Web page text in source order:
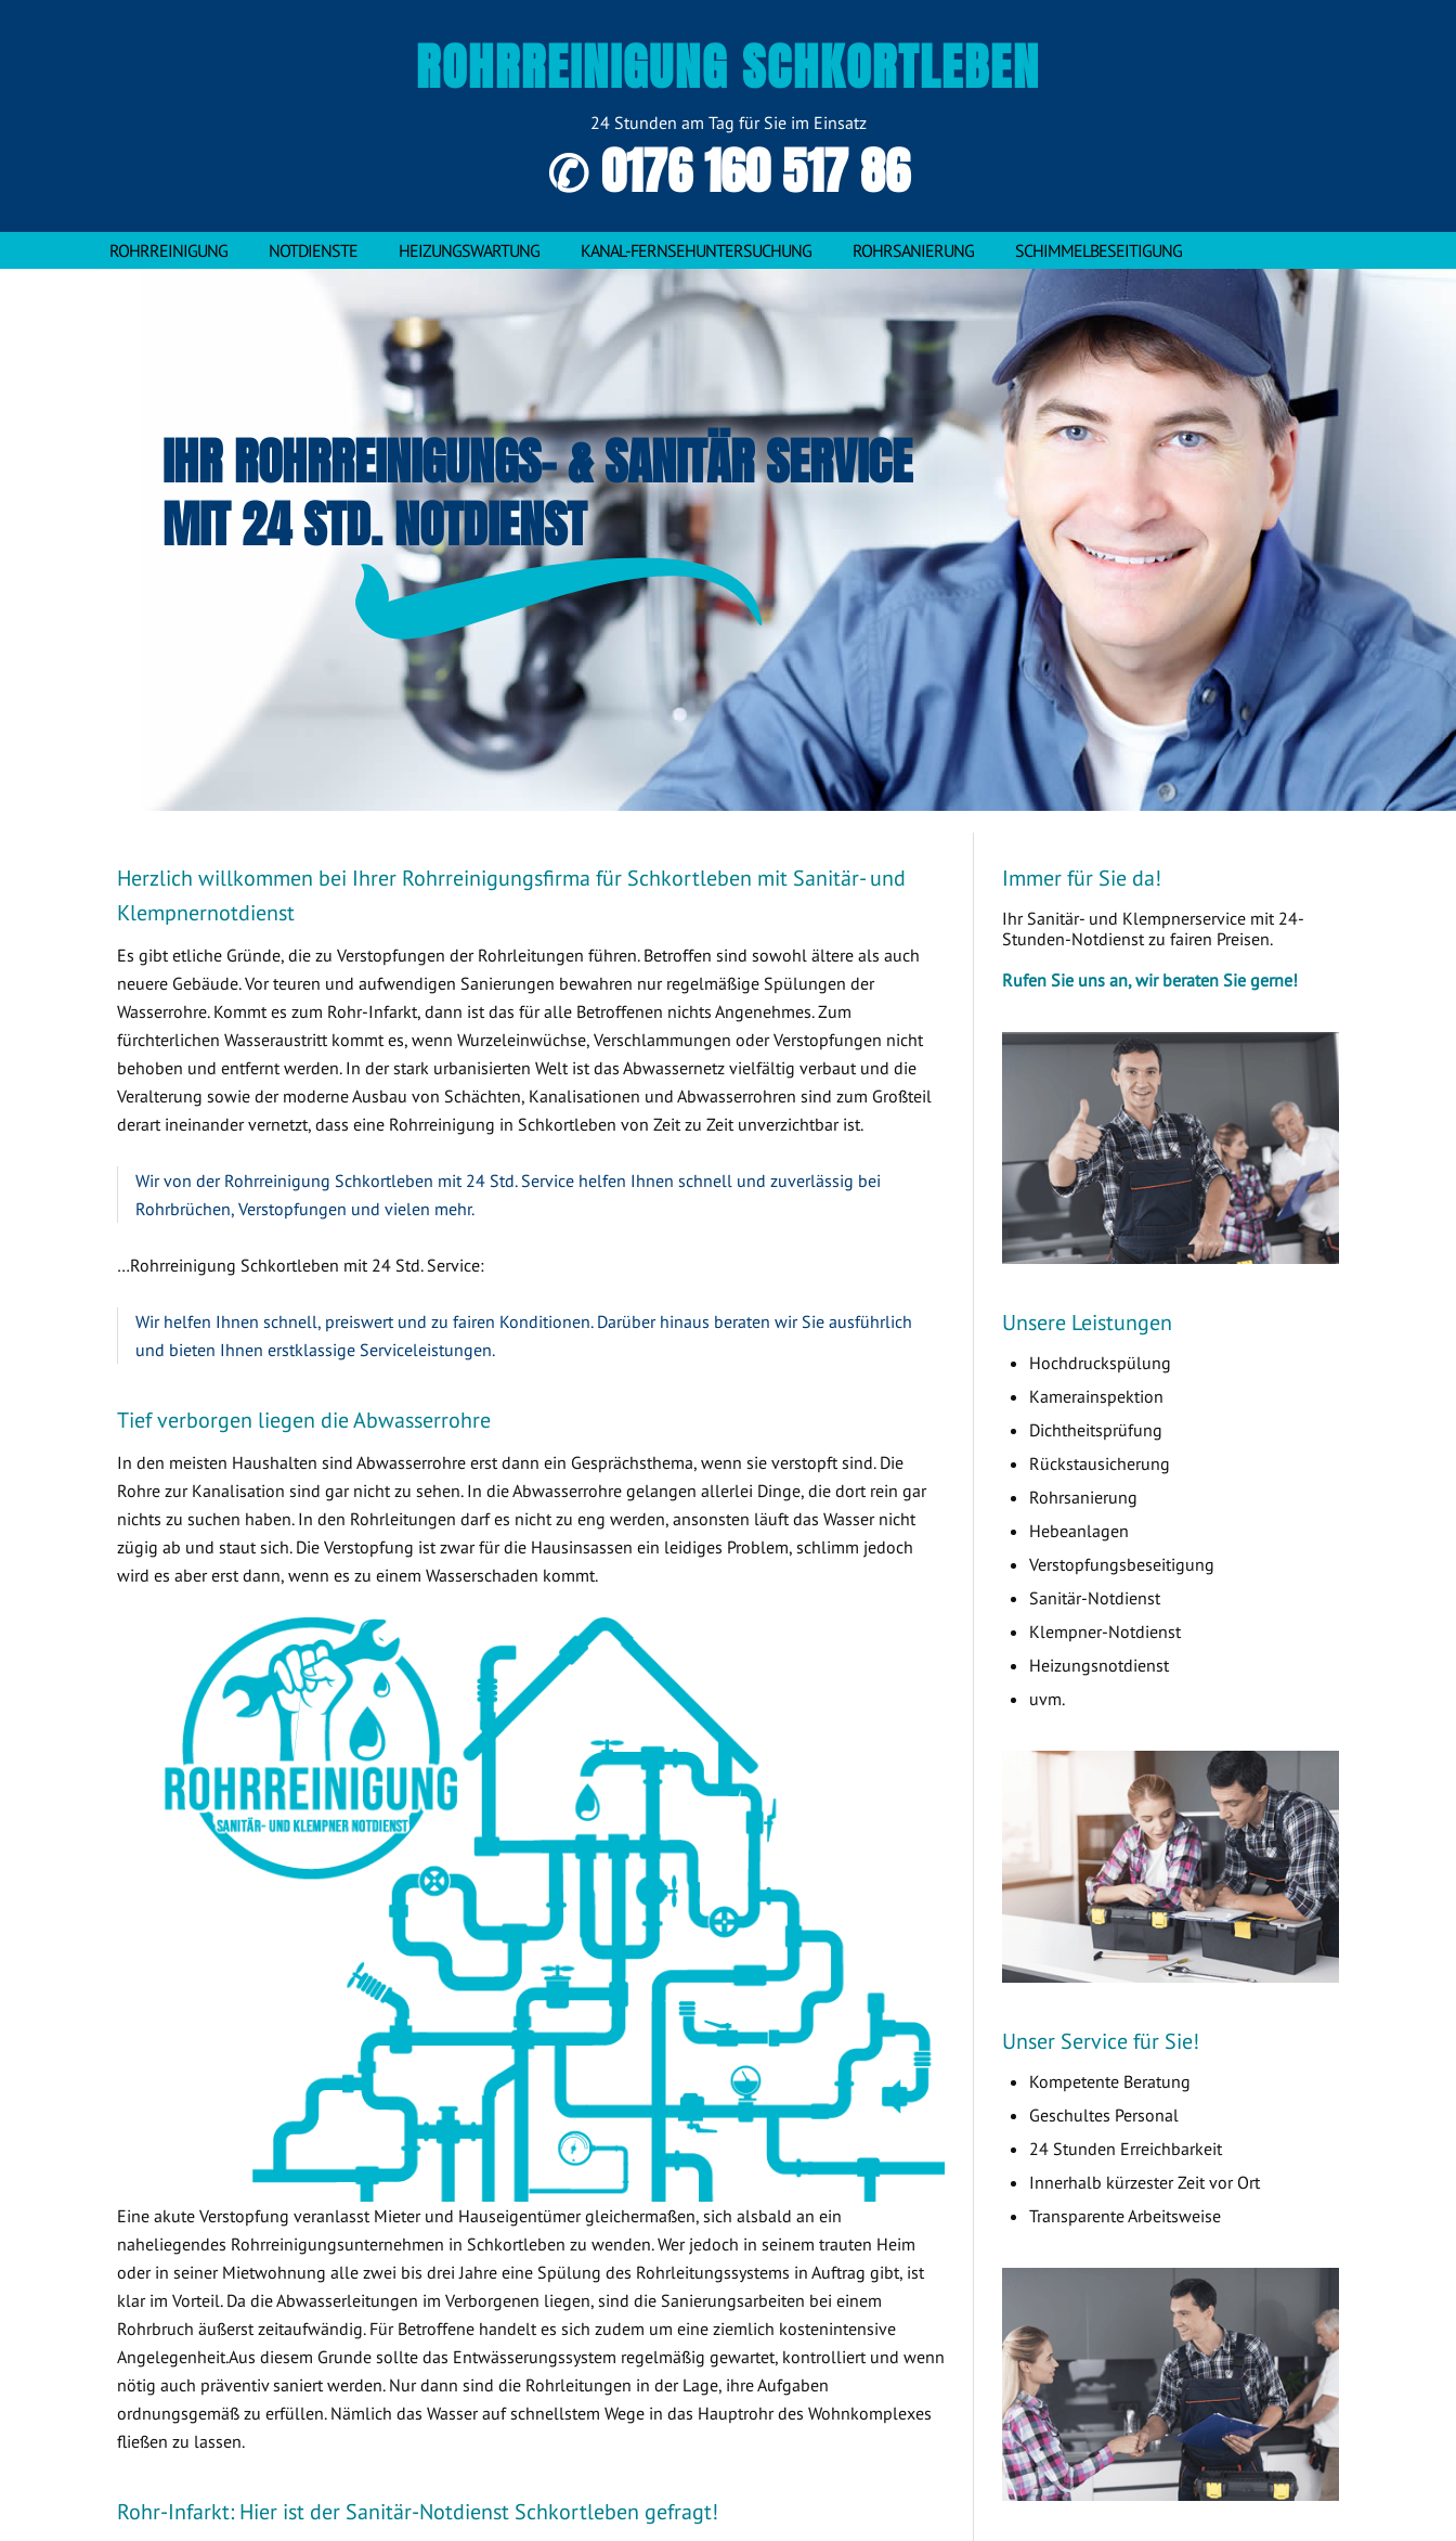
ROHRREINIGUNG SCHKORTLEBEN
24 Stunden am Tag für Sie im Einsatz
✆ 0176 160 517 86
ROHRREINIGUNG NOTDIENSTE HEIZUNGSWARTUNG KANAL-FERNSEHUNTERSUCHUNG ROHRSANIERUNG SCHIMMELBESEITIGUNG
IHR ROHRREINIGUNGS- & SANITÄR SERVICE
MIT 24 STD. NOTDIENST
Herzlich willkommen bei Ihrer Rohrreinigungsfirma für Schkortleben mit Sanitär- und
Klempnernotdienst
Es gibt etliche Gründe, die zu Verstopfungen der Rohrleitungen führen. Betroffen sind sowohl ältere als auch
neuere Gebäude. Vor teuren und aufwendigen Sanierungen bewahren nur regelmäßige Spülungen der
Wasserrohre. Kommt es zum Rohr-Infarkt, dann ist das für alle Betroffenen nichts Angenehmes. Zum
fürchterlichen Wasseraustritt kommt es, wenn Wurzeleinwüchse, Verschlammungen oder Verstopfungen nicht
behoben und entfernt werden. In der stark urbanisierten Welt ist das Abwassernetz vielfältig verbaut und die
Veralterung sowie der moderne Ausbau von Schächten, Kanalisationen und Abwasserrohren sind zum Großteil
derart ineinander vernetzt, dass eine Rohrreinigung in Schkortleben von Zeit zu Zeit unverzichtbar ist.
Wir von der Rohrreinigung Schkortleben mit 24 Std. Service helfen Ihnen schnell und zuverlässig bei
Rohrbrüchen, Verstopfungen und vielen mehr.
…Rohrreinigung Schkortleben mit 24 Std. Service:
Wir helfen Ihnen schnell, preiswert und zu fairen Konditionen. Darüber hinaus beraten wir Sie ausführlich
und bieten Ihnen erstklassige Serviceleistungen.
Tief verborgen liegen die Abwasserrohre
In den meisten Haushalten sind Abwasserrohre erst dann ein Gesprächsthema, wenn sie verstopft sind. Die
Rohre zur Kanalisation sind gar nicht zu sehen. In die Abwasserrohre gelangen allerlei Dinge, die dort rein gar
nichts zu suchen haben. In den Rohrleitungen darf es nicht zu eng werden, ansonsten läuft das Wasser nicht
zügig ab und staut sich. Die Verstopfung ist zwar für die Hausinsassen ein leidiges Problem, schlimm jedoch
wird es aber erst dann, wenn es zu einem Wasserschaden kommt.
Eine akute Verstopfung veranlasst Mieter und Hauseigentümer gleichermaßen, sich alsbald an ein
naheliegendes Rohrreinigungsunternehmen in Schkortleben zu wenden. Wer jedoch in seinem trauten Heim
oder in seiner Mietwohnung alle zwei bis drei Jahre eine Spülung des Rohrleitungssystems in Auftrag gibt, ist
klar im Vorteil. Da die Abwasserleitungen im Verborgenen liegen, sind die Sanierungsarbeiten bei einem
Rohrbruch äußerst zeitaufwändig. Für Betroffene handelt es sich zudem um eine ziemlich kostenintensive
Angelegenheit.Aus diesem Grunde sollte das Entwässerungssystem regelmäßig gewartet, kontrolliert und wenn
nötig auch präventiv saniert werden. Nur dann sind die Rohrleitungen in der Lage, ihre Aufgaben
ordnungsgemäß zu erfüllen. Nämlich das Wasser auf schnellstem Wege in das Hauptrohr des Wohnkomplexes
fließen zu lassen.
Rohr-Infarkt: Hier ist der Sanitär-Notdienst Schkortleben gefragt!
Immer für Sie da!
Ihr Sanitär- und Klempnerservice mit 24-
Stunden-Notdienst zu fairen Preisen.
Rufen Sie uns an, wir beraten Sie gerne!
Unsere Leistungen
Hochdruckspülung
Kamerainspektion
Dichtheitsprüfung
Rückstausicherung
Rohrsanierung
Hebeanlagen
Verstopfungsbeseitigung
Sanitär-Notdienst
Klempner-Notdienst
Heizungsnotdienst
uvm.
Unser Service für Sie!
Kompetente Beratung
Geschultes Personal
24 Stunden Erreichbarkeit
Innerhalb kürzester Zeit vor Ort
Transparente Arbeitsweise